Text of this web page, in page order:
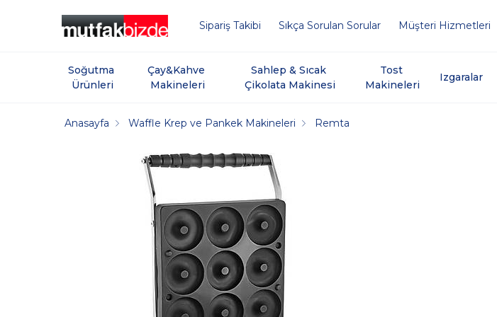
Sipariş Takibi Sıkça Sorulan Sorular Müşteri Hizmetleri
Soğutma
Ürünleri
Çay&Kahve
Makineleri
Sahlep & Sıcak
Çikolata Makinesi
Tost
Makineleri
Izgaralar
Anasayfa Waffle Krep ve Pankek Makineleri Remta